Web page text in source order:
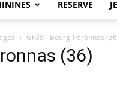
RESERVE
GF38 - Bourg-Péronnas
(36)